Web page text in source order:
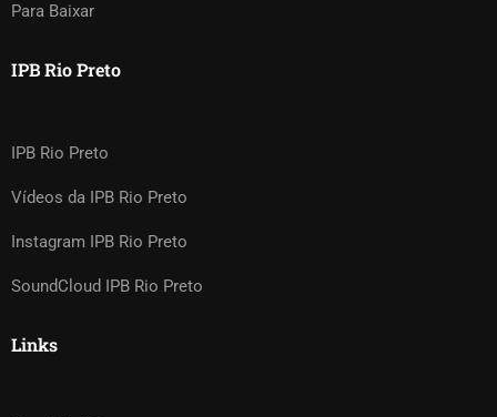
Para Baixar
IPB Rio Preto
IPB Rio Preto
Vídeos da IPB Rio Preto
Instagram IPB Rio Preto
SoundCloud IPB Rio Preto
Links